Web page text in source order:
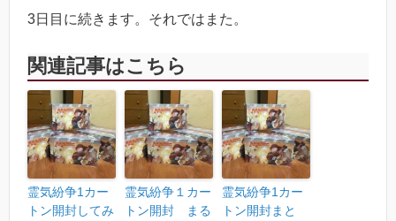
3日目に続きます。それではまた。
関連記事はこちら
霊気紛争1カー
トン開封してみ
霊気紛争１カー
トン開封 まる
霊気紛争1カー
トン開封まと